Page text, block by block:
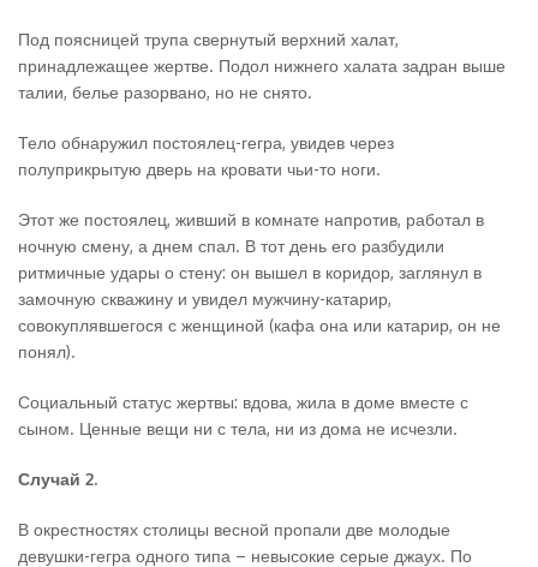
Под поясницей трупа свернутый верхний халат,
принадлежащее жертве. Подол нижнего халата задран выше
талии, белье разорвано, но не снято.
Тело обнаружил постоялец-гегра, увидев через
полуприкрытую дверь на кровати чьи-то ноги.
Этот же постоялец, живший в комнате напротив, работал в
ночную смену, а днем спал. В тот день его разбудили
ритмичные удары о стену: он вышел в коридор, заглянул в
замочную скважину и увидел мужчину-катарир,
совокуплявшегося с женщиной (кафа она или катарир, он не
понял).
Социальный статус жертвы: вдова, жила в доме вместе с
сыном. Ценные вещи ни с тела, ни из дома не исчезли.
Случай 2.
В окрестностях столицы весной пропали две молодые
девушки-гегра одного типа – невысокие серые джаух. По